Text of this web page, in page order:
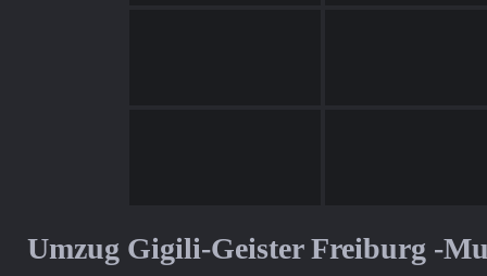
Umzug Gigili-Geister Freiburg -